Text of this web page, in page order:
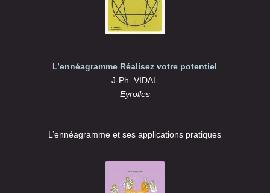
L’ennéagramme Réalisez votre potentiel
J-Ph. VIDAL
Eyrolles
L’ennéagramme et ses applications pratiques